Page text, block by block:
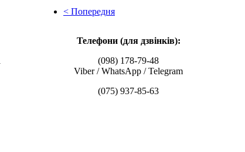
< Попередня
Телефони (для дзвінків):
(098) 178-79-48
Viber / WhatsApp / Telegram
(075) 937-85-63